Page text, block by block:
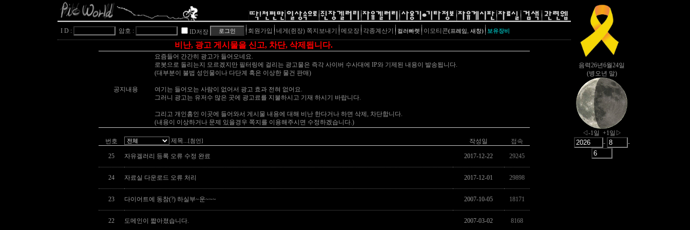
I D : 암호 : ID저장 회원가입 네게(쥔장) 쪽지보내기 메모장 각종계산기 컬러빠렛 이모티콘(프레임, 새창) 보유장비
비난, 광고 게시물을 신고, 차단, 삭제됩니다.
공지내용
요즘들어 간간히 광고가 들어오네요.
로봇으로 돌리는지 모르겠지만 필터링에 걸리는 광고물은 즉각 사이버 수사대에 IP와 기제된 내용이 발송됩니다.
(대부분이 불법 성인물이나 다단계 혹은 이상한 물건 판매)
여기는 들어오는 사람이 없어서 광고 효과 전혀 없어요.
그러니 광고는 유저수 많은 곳에 광고료를 지불하시고 기재 하시기 바랍니다.
그리고 개인홈인 이곳에 들어와서 게시물 내용에 대해 비난 한다거나 하면 삭제, 차단합니다.
(내용이 이상하거나 문제 있을경우 쪽지를 이용해주시면 수정하겠습니다.)
번호 제목 ...[첨언] 작성일 접속
25 자유겔러리 등록 오류 수정 완료 2017-12-22 29245
24 자료실 다운로드 오류 처리 2017-12-01 29898
23 다이어트에 동참(?) 하실부~운~~~ 2007-10-05 18171
22 도메인이 짧아졌습니다. 2007-03-02 8168